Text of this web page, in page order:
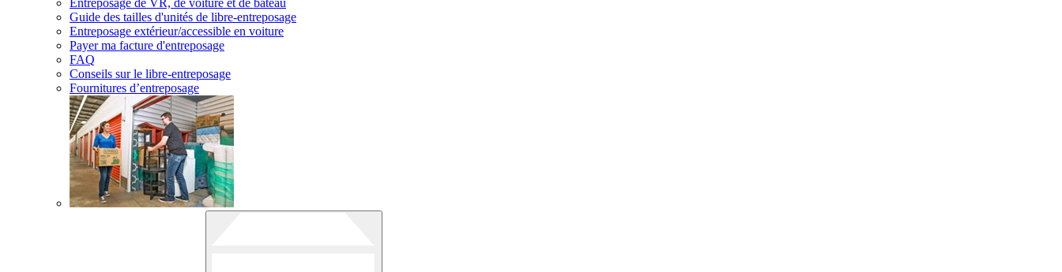
Guide des tailles d'unités de libre-entreposage
Entreposage extérieur/accessible en voiture
Payer ma facture d'entreposage
FAQ
Conseils sur le libre-entreposage
Fournitures d’entreposage